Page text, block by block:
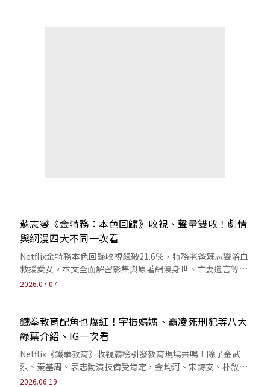
蘇志燮《金特務：本色回歸》收視、聲量雙收！劇情
與網漫四大不同一次看
Netflix金特務本色回歸收視飆破21.6％，特務老爸蘇志燮浴血
救援愛女。本文全面解密影集與原著網漫身世、亡妻遺言等四
大改編不同點。
2026.07.07
鐵拳教育配角也爆紅！宇振媽媽、霸凌死刑犯等八大
綠葉介紹、IG一次看
Netflix《鐵拳教育》收視霸榜引發教育現場共鳴！除了金武
烈、秦基周、表志勳演技備受肯定，金均河、宋詩安、朴敘
允、崔德文也讓觀眾留下深刻印象。
2026.06.19